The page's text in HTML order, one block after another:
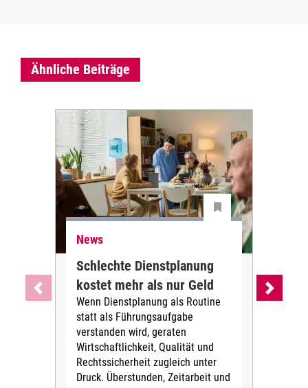
Ähnliche Beiträge
News
Schlechte Dienstplanung
kostet mehr als nur Geld
Wenn Dienstplanung als Routine
statt als Führungsaufgabe
verstanden wird, geraten
Wirtschaftlichkeit, Qualität und
Rechtssicherheit zugleich unter
Druck. Überstunden, Zeitarbeit und